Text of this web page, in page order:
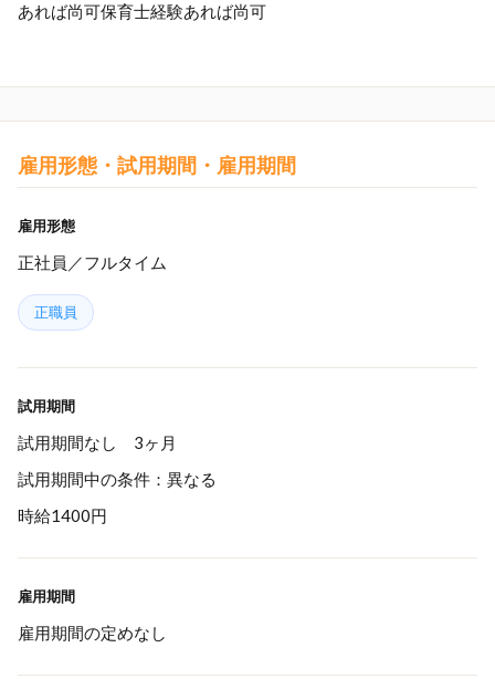
あれば尚可保育士経験あれば尚可
雇用形態・試用期間・雇用期間
雇用形態
正社員／フルタイム
正職員
試用期間
試用期間なし 3ヶ月
試用期間中の条件：異なる
時給1400円
雇用期間
雇用期間の定めなし